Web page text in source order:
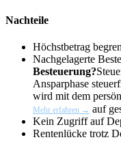
Nachteile
Höchstbetrag
Nachgelagerte
Besteuerung?
Ansparphase
wird mit dem
Mehr erfahren → auf
Kein Zugriff auf
Rentenlücke trotz